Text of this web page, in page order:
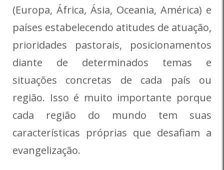
(Europa, África, Ásia, Oceania, América) e
países estabelecendo atitudes de atuação,
prioridades pastorais, posicionamentos
diante de determinados temas e
situações concretas de cada país ou
região. Isso é muito importante porque
cada região do mundo tem suas
características próprias que desafiam a
evangelização.